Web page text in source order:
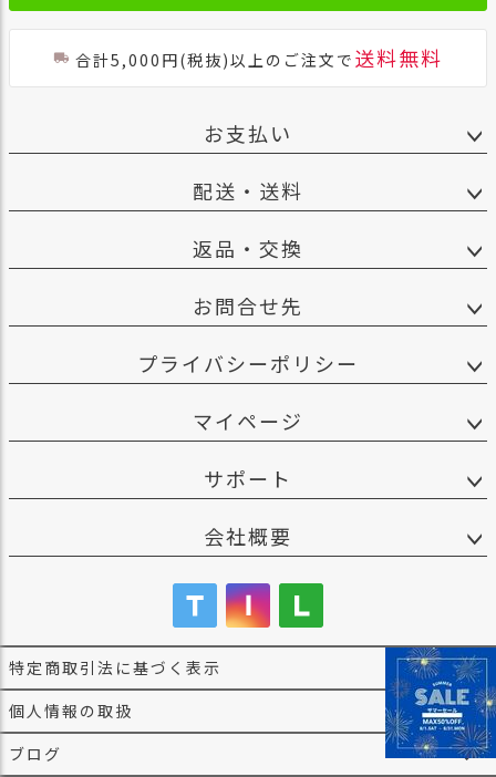
合計5,000円(税抜)以上のご注文で 送料無料
お支払い
配送・送料
返品・交換
お問合せ先
プライバシーポリシー
マイページ
サポート
会社概要
特定商取引法に基づく表示
個人情報の取扱
ブログ